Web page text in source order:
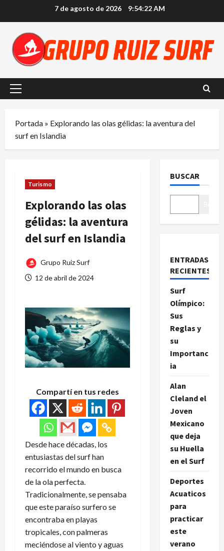
contenido
7 de agosto de 2026 9:54:23 AM
Menú
Portada » Explorando las olas gélidas: la aventura del
surf en Islandia
Turismo
Explorando las olas
gélidas: la aventura
del surf en Islandia
Grupo Ruiz Surf
12 de abril de 2024
Compartí en tus redes
Desde hace décadas, los
entusiastas del surf han
recorrido el mundo en busca
de la ola perfecta.
Tradicionalmente, se pensaba
que este paraíso surfero se
encontraba en playas
tropicales, con palmeras
meciéndose al viento y aguas
BUSCAR
ENTRADAS
RECIENTES
Surf
Olímpico:
Sus
Reglas y
su
Importanc
ia
Alan
Cleland el
Joven
Mexicano
que deja
su Huella
en el Surf
Deportes
Acuaticos
para
practicar
este
verano